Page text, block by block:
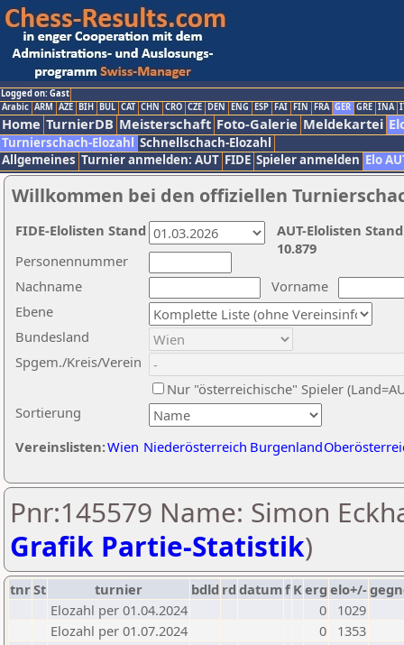
Logged on: Gast
Arabic ARM AZE BIH BUL CAT CHN CRO CZE DEN ENG ESP FAI FIN FRA GER GRE INA
Home TurnierDB Meisterschaft Foto-Galerie Meldekartei
Turnierschach-Elozahl Schnellschach-Elozahl
Allgemeines Turnier anmelden: AUT FIDE Spieler anmelden Elo
Willkommen bei den offiziellen
Nachname
Vorname
Ebene
Sortierung
Personennummer
Bundesland
Spgem./Kreis/Verein
Nur "österreichische" Spieler
Vereinslisten:Wien Niederösterreich Burgenland
AUT-Elolisten
10.879
FIDE-Elolisten Stand
Pnr:145579 Name: Simon
Grafik Partie-Statistik)
tnrSt turnier bdld rd datumf Kerg elo+/-
Elozahl per 01.04.2024
0
1029
Elozahl per 01.07.2024
0
1353